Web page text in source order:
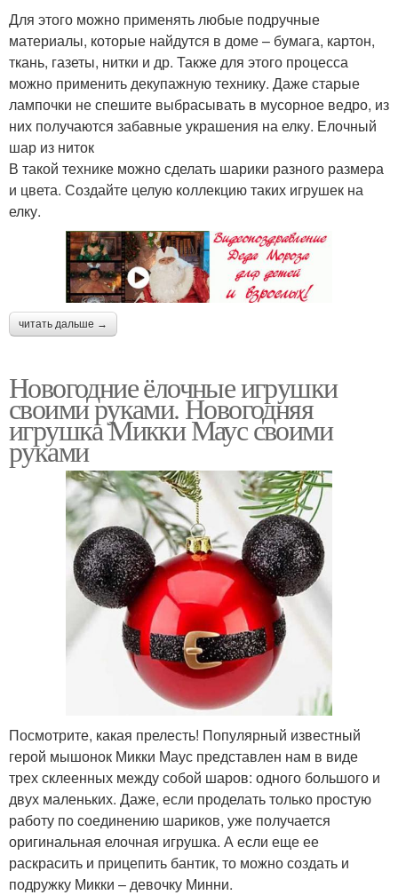
Для этого можно применять любые подручные
материалы, которые найдутся в доме – бумага, картон,
ткань, газеты, нитки и др. Также для этого процесса
можно применить декупажную технику. Даже старые
лампочки не спешите выбрасывать в мусорное ведро, из
них получаются забавные украшения на елку. Елочный
шар из ниток
В такой технике можно сделать шарики разного размера
и цвета. Создайте целую коллекцию таких игрушек на
елку.
читать дальше →
Новогодние ёлочные игрушки
своими руками. Новогодняя
игрушка Микки Маус своими
руками
Посмотрите, какая прелесть! Популярный известный
герой мышонок Микки Маус представлен нам в виде
трех склеенных между собой шаров: одного большого и
двух маленьких. Даже, если проделать только простую
работу по соединению шариков, уже получается
оригинальная елочная игрушка. А если еще ее
раскрасить и прицепить бантик, то можно создать и
подружку Микки – девочку Минни.